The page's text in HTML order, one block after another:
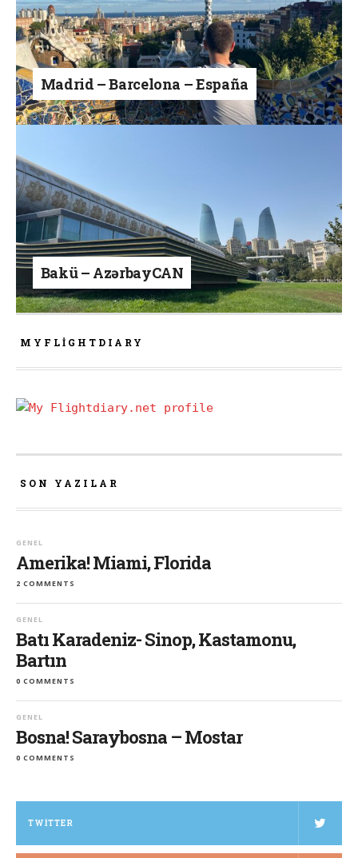
Madrid – Barcelona – España
Bakü – AzərbayCAN
MYFLIGHTDIARY
SON YAZILAR
GENEL
Amerika! Miami, Florida
2 COMMENTS
GENEL
Batı Karadeniz- Sinop, Kastamonu,
Bartın
0 COMMENTS
GENEL
Bosna! Saraybosna – Mostar
0 COMMENTS
TWITTER